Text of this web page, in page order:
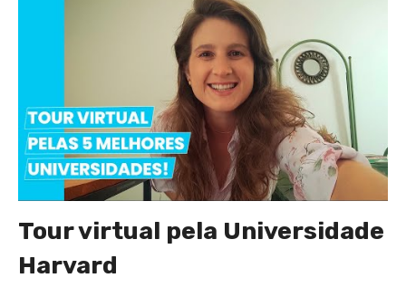
Tour virtual pela Universidade
Harvard